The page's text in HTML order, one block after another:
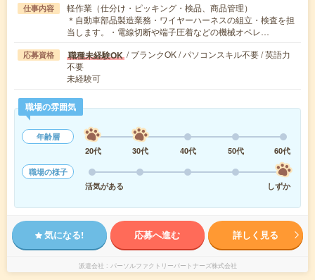
仕事内容
軽作業（仕分け・ピッキング・検品、商品管理）
＊自動車部品製造業務・ワイヤーハーネスの組立・検査を担
当します。・電線切断や端子圧着などの機械オペレ…
応募資格 職種未経験OK / ブランクOK / パソコンスキル不要 / 英語力
不要
未経験可
職場の雰囲気
年齢層
20代
30代 40代 50代
60代
職場の様子
活気がある
しずか
気になる! 応募へ進む 詳しく見る
派遣会社 パーソルファクトリーパートナーズ株式会社